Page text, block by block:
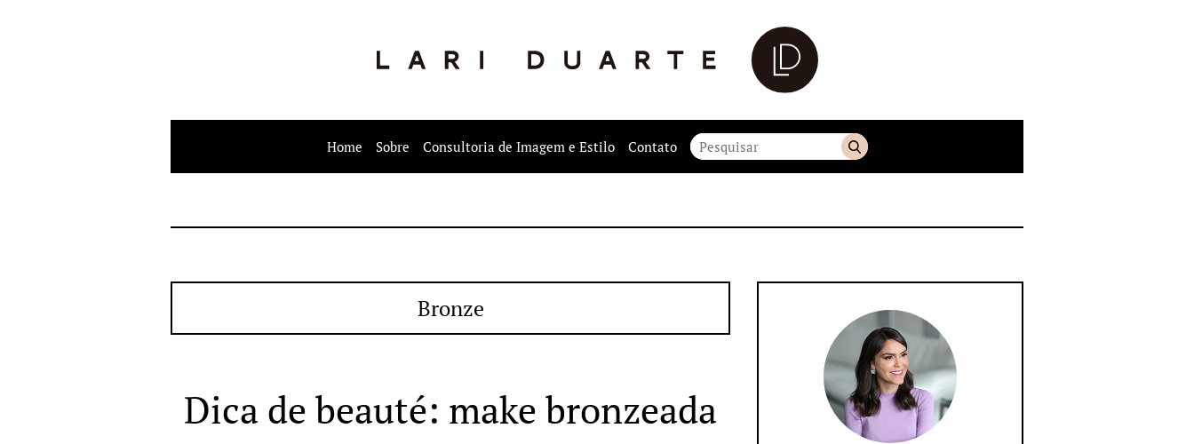
Home Sobre Consultoria de Imagem e Estilo Contato
Bronze
Dica de beauté: make bronzeada